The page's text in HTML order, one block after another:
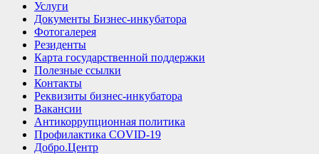
Услуги
Документы Бизнес-инкубатора
Фотогалерея
Резиденты
Карта государственной поддержки
Полезные ссылки
Контакты
Реквизиты бизнес-инкубатора
Вакансии
Антикоррупционная политика
Профилактика COVID-19
Добро.Центр